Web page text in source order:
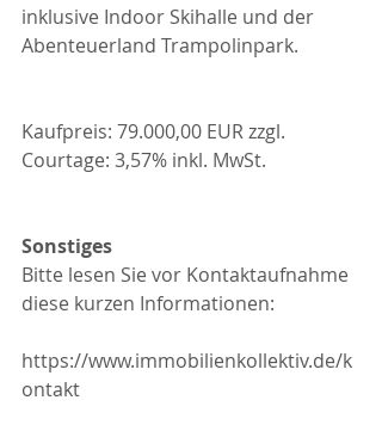
inklusive Indoor Skihalle und der
Abenteuerland Trampolinpark.
Kaufpreis: 79.000,00 EUR zzgl.
Courtage: 3,57% inkl. MwSt.
Sonstiges
Bitte lesen Sie vor Kontaktaufnahme
diese kurzen Informationen:
https://www.immobilienkollektiv.de/k
ontakt